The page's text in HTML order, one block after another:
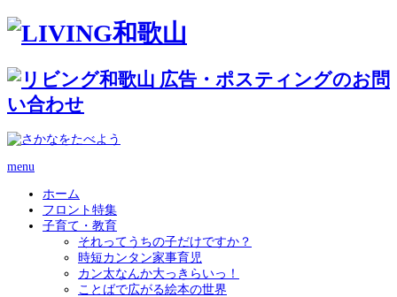
menu
ホーム
フロント特集
子育て・教育
それってうちの子だけですか？
時短カンタン家事育児
カン太なんか大っきらいっ！
ことばで広がる絵本の世界